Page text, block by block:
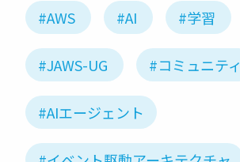
#AWS #AI #学習
#JAWS-UG #コミュニティ
#AIエージェント